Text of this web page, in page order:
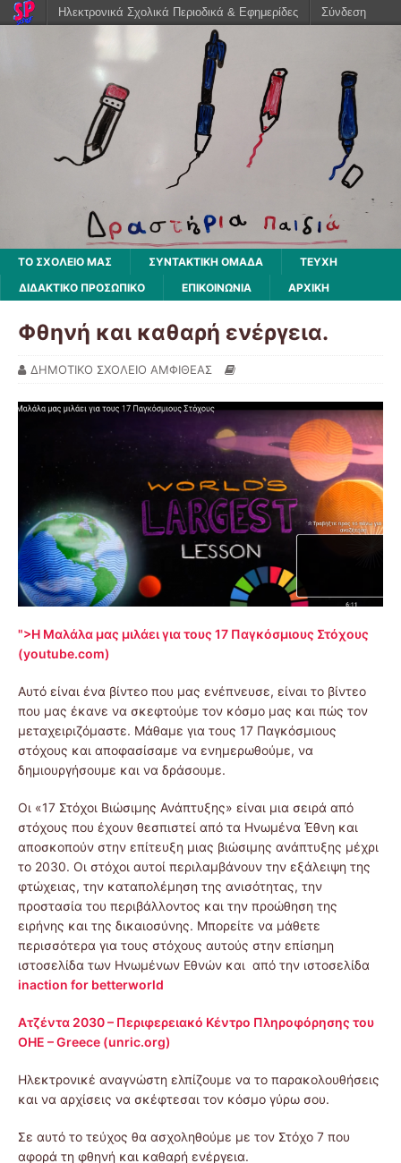
ΤΟ ΣΧΟΛΕΙΟ ΜΑΣ ΣΥΝΤΑΚΤΙΚΗ ΟΜΑΔΑ
ΤΕΥΧΗ
ΔΙΔΑΚΤΙΚΌ ΠΡΟΣΩΠΙΚΌ
ΕΠΙΚΟΙΝΩΝΙΑ ΑΡΧΙΚΉ
Φθηνή και καθαρή ενέργεια.
ΔΗΜΟΤΙΚΟ ΣΧΟΛΕΙΟ ΑΜΦΙΘΕΑΣ
">Η Μαλάλα μας μιλάει για τους 17 Παγκόσμιους Στόχους
(youtube.com)
Αυτό είναι ένα βίντεο που μας ενέπνευσε, είναι το βίντεο
που μας έκανε να σκεφτούμε τον κόσμο μας και πώς τον
μεταχειριζόμαστε. Μάθαμε για τους 17 Παγκόσμιους
στόχους και αποφασίσαμε να ενημερωθούμε, να
δημιουργήσουμε και να δράσουμε.
Οι «17 Στόχοι Βιώσιμης Ανάπτυξης» είναι μια σειρά από
στόχους που έχουν θεσπιστεί από τα Ηνωμένα Έθνη και
αποσκοπούν στην επίτευξη μιας βιώσιμης ανάπτυξης μέχρι
το 2030. Οι στόχοι αυτοί περιλαμβάνουν την εξάλειψη της
φτώχειας, την καταπολέμηση της ανισότητας, την
προστασία του περιβάλλοντος και την προώθηση της
ειρήνης και της δικαιοσύνης. Μπορείτε να μάθετε
περισσότερα για τους στόχους αυτούς στην επίσημη
ιστοσελίδα των Ηνωμένων Εθνών και από την ιστοσελίδα
inaction for betterworld
Ατζέντα 2030 – Περιφερειακό Κέντρο Πληροφόρησης του
ΟΗΕ – Greece (unric.org)
Ηλεκτρονικέ αναγνώστη ελπίζουμε να το παρακολουθήσεις
και να αρχίσεις να σκέφτεσαι τον κόσμο γύρω σου.
Σε αυτό το τεύχος θα ασχοληθούμε με τον Στόχο 7 που
αφορά τη φθηνή και καθαρή ενέργεια.
Ηλεκτρονικά Σχολικά Περιοδικά & Εφημερίδες Σύνδεση